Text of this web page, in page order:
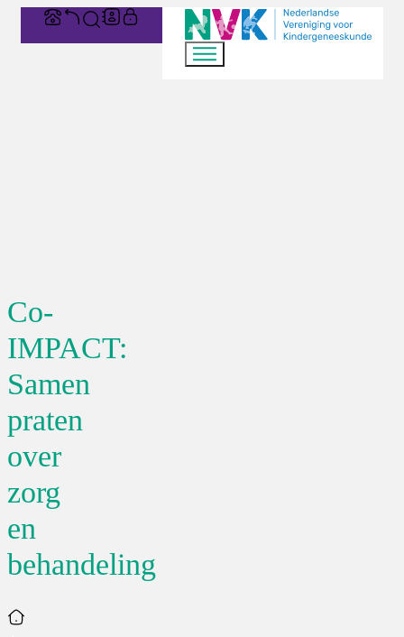
Co-
IMPACT:
Samen
praten
over
zorg
en
behandeling
Home